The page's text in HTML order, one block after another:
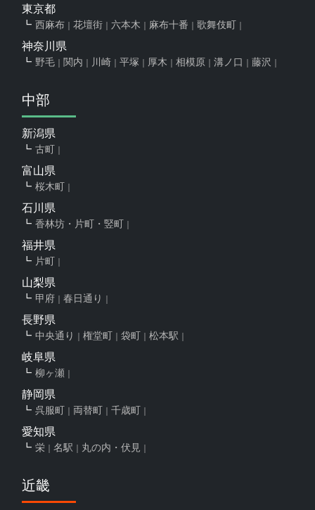
東京都
西麻布 花壇街 六本木 麻布十番 歌舞伎町
神奈川県
野毛 関内 川崎 平塚 厚木 相模原 溝ノ口 藤沢
中部
新潟県
古町
富山県
桜木町
石川県
香林坊・片町・竪町
福井県
片町
山梨県
甲府 春日通り
長野県
中央通り 権堂町 袋町 松本駅
岐阜県
柳ヶ瀬
静岡県
呉服町 両替町 千歳町
愛知県
栄 名駅 丸の内・伏見
近畿